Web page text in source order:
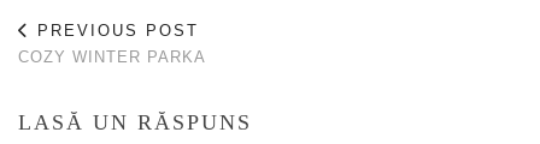
PREVIOUS POST
COZY WINTER PARKA
LASĂ UN RĂSPUNS